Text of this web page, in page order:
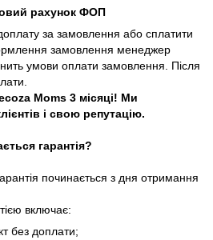
рахунок ФОП
за замовлення або сплатити
замовлення менеджер
умови оплати замовлення. Після
Moms 3 місяці! Ми
і свою репутацію.
гарантія?
починається з дня отримання
включає:
без доплати;